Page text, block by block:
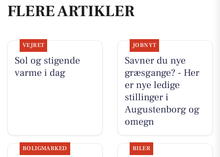
FLERE ARTIKLER
VEJRET
Sol og stigende
varme i dag
JOBNYT
Savner du nye
græsgange? - Her
er nye ledige
stillinger i
Augustenborg og
omegn
BOLIGMARKED BILER